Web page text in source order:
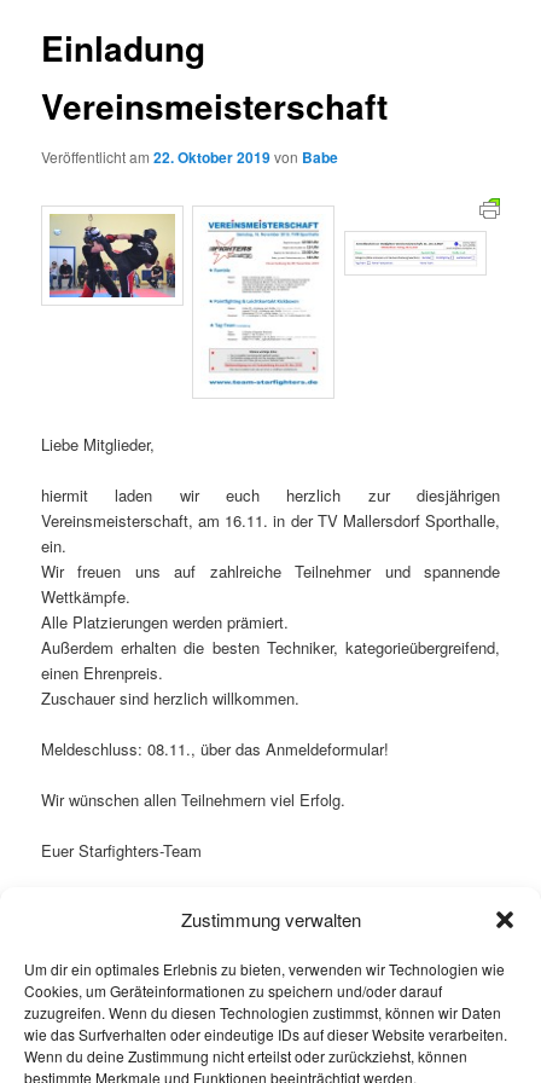
Zustimmung verwalten
Um dir ein optimales Erlebnis zu bieten, verwenden wir Technologien wie
Cookies, um Geräteinformationen zu speichern und/oder darauf
zuzugreifen. Wenn du diesen Technologien zustimmst, können wir Daten
wie das Surfverhalten oder eindeutige IDs auf dieser Website verarbeiten.
Wenn du deine Zustimmung nicht erteilst oder zurückziehst, können
bestimmte Merkmale und Funktionen beeinträchtigt werden.
Einladung
Vereinsmeisterschaft
Veröffentlicht am22. Oktober 2019von Babe
Liebe Mitglieder,
hiermit laden wir euch herzlich zur diesjährigen
Vereinsmeisterschaft, am 16.11. in der TV Mallersdorf Sporthalle,
ein.
Wir freuen uns auf zahlreiche Teilnehmer und spannende
Wettkämpfe.
Alle Platzierungen werden prämiert.
Außerdem erhalten die besten Techniker, kategorieübergreifend,
einen Ehrenpreis.
Zuschauer sind herzlich willkommen.
Meldeschluss: 08.11., über das Anmeldeformular!
Wir wünschen allen Teilnehmern viel Erfolg.
Euer Starfighters-Team
Kickboxen,Leichtkontakt,Pointfighting,Spaß,Tag-Team,Turnier ,
VereinsmeistervonBabe.Permanenter Link zum Eintrag.
Kenne dich selbst, kontrolliere dich, verstehe dich, stähle dich, reinige